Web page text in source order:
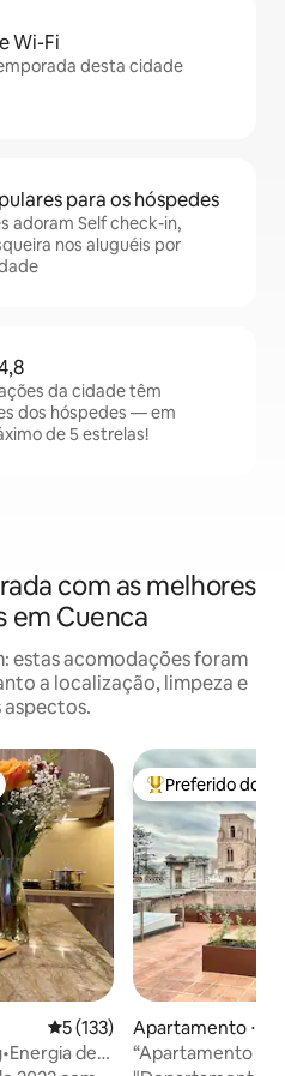
Wi-Fi
desta cidade
para os hóspedes
adoram Self check-in,
nos aluguéis por
da cidade têm
dos hóspedes — em
de 5 estrelas!
com as melhores
em Cuenca
estas acomodações foram
a localização, limpeza e
dos hóspedes
5 de uma avaliação média de
5 (133)
de
Entre os
Preferido dos
Apartamento ⋅
“Apartamento de